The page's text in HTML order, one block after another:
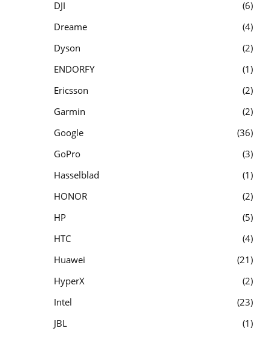
DJI
6
Dreame
4
Dyson
2
ENDORFY
1
Ericsson
2
Garmin
2
Google
36
GoPro
3
Hasselblad
1
HONOR
2
HP
5
HTC
4
Huawei
21
HyperX
2
Intel
23
JBL
1